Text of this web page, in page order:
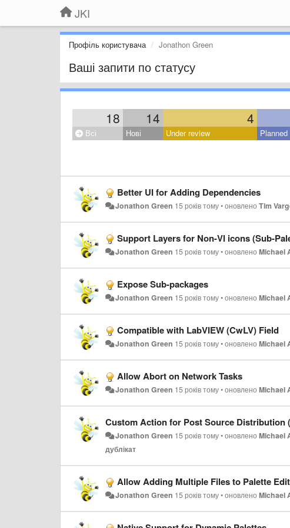
JKI
Профіль користувача Jonathon Green
Ваші запити по статусу
18 14 4
Всі Нові Under review Planned
Better UI for Adding Dependencies
Jonathon Green 15 років тому•оновленоTim
Support Layers for Non-VI icons (Sub-
Jonathon Green 15 років тому•оновленоMichael
Expose Sub-packages
Jonathon Green 15 років тому•оновленоMichael
Compatible with LabVIEW (CwLV) Field
Jonathon Green 15 років тому•оновленоMichael
Allow Abort on Network Tasks
Jonathon Green 15 років тому•оновленоMichael
Custom Action for Post Source Distribution
Jonathon Green 15 років тому•оновленоMichael
дублікат
Allow Adding Multiple Files to Palette
Jonathon Green 15 років тому•оновленоMichael